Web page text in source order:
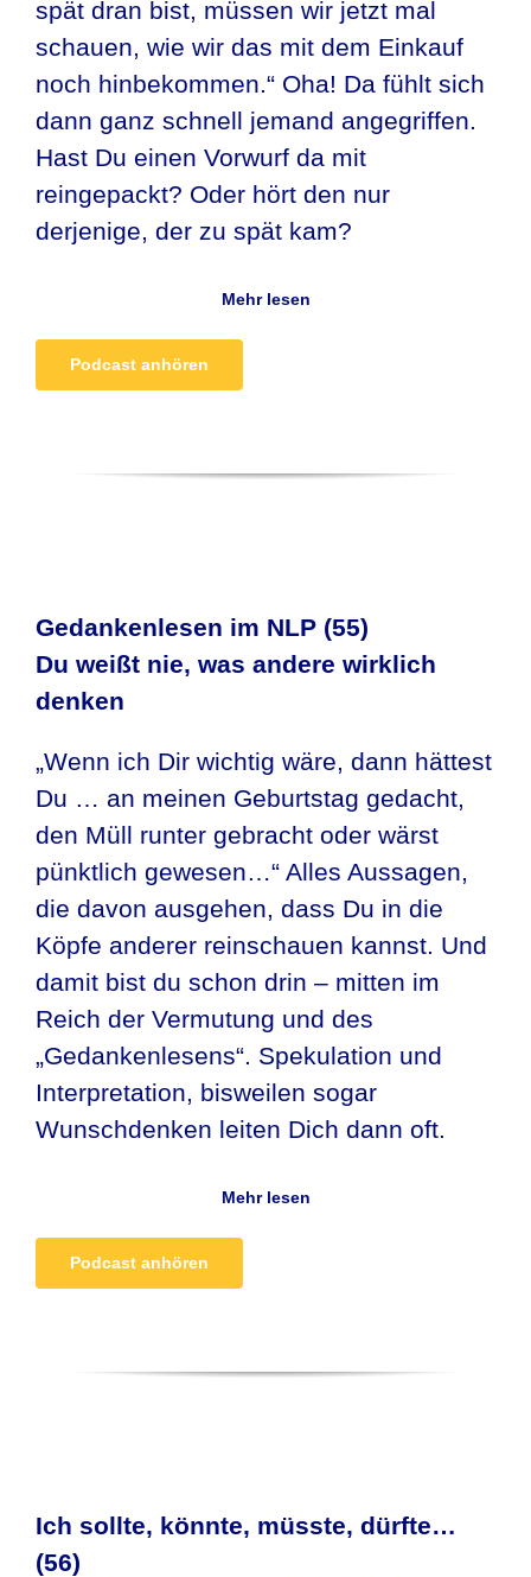
spät dran bist, müssen wir jetzt mal
schauen, wie wir das mit dem Einkauf
noch hinbekommen.“ Oha! Da fühlt sich
dann ganz schnell jemand angegriffen.
Hast Du einen Vorwurf da mit
reingepackt? Oder hört den nur
derjenige, der zu spät kam?
Mehr lesen
Podcast anhören
Gedankenlesen im NLP (55)
Du weißt nie, was andere wirklich
denken
„Wenn ich Dir wichtig wäre, dann hättest
Du … an meinen Geburtstag gedacht,
den Müll runter gebracht oder wärst
pünktlich gewesen…“ Alles Aussagen,
die davon ausgehen, dass Du in die
Köpfe anderer reinschauen kannst. Und
damit bist du schon drin – mitten im
Reich der Vermutung und des
„Gedankenlesens“. Spekulation und
Interpretation, bisweilen sogar
Wunschdenken leiten Dich dann oft.
Mehr lesen
Podcast anhören
Ich sollte, könnte, müsste, dürfte…
(56)